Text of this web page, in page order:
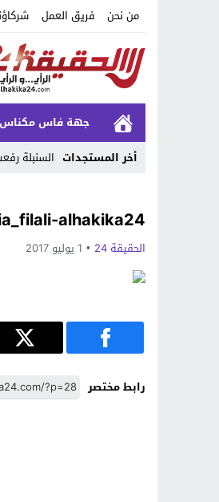
من نحن فريق العمل
جهة فاس مكناس
أخر المستجدات السنبلة
Previous
Next
alhakika24
الحقيقة 24 1 يوليو 2017
رابط مختصر